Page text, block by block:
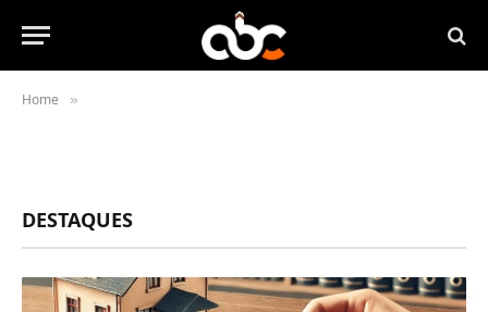
Home »
DESTAQUES